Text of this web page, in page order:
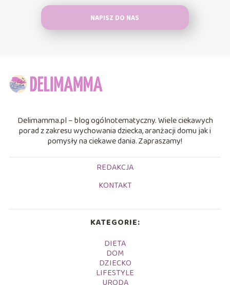
NAPISZ DO NAS
Delimamma.pl – blog ogólnotematyczny. Wiele ciekawych
porad z zakresu wychowania dziecka, aranżacji domu jak i
pomysły na ciekawe dania. Zapraszamy!
REDAKCJA
KONTAKT
KATEGORIE:
DIETA
DOM
DZIECKO
LIFESTYLE